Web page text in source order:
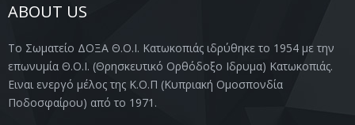
ABOUT US
Το Σωματείο ΔΟΞΑ Θ.Ο.Ι. Κατωκοπιάς ιδρύθηκε το 1954 με την
επωνυμία Θ.Ο.Ι. (Θρησκευτικό Ορθόδοξο Ιδρυμα) Κατωκοπιάς.
Ειναι ενεργό μέλος της Κ.Ο.Π (Κυπριακή Ομοσπονδία
Ποδοσφαίρου) από το 1971.